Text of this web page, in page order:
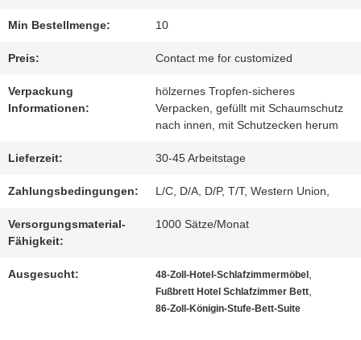
BITTE
UM
ANGEBOT
SITEMAP
DATENSCHUTZ-
BESTIMMUNGEN
Min Bestellmenge: 10
Preis: Contact me for customized
Verpackung
Informationen:
hölzernes Tropfen-sicheres
Verpacken, gefüllt mit Schaumschutz
nach innen, mit Schutzecken herum
Lieferzeit: 30-45 Arbeitstage
Zahlungsbedingungen: L/C, D/A, D/P, T/T, Western Union,
Versorgungsmaterial-
Fähigkeit:
1000 Sätze/Monat
Ausgesucht: 48-Zoll-Hotel-Schlafzimmermöbel
Fußbrett Hotel Schlafzimmer Bett
86-Zoll-Königin-Stufe-Bett-Suite